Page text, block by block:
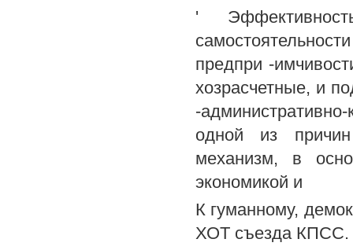
'
предпри -
хозрасчетные, и
-
одной из
механизм, в
экономикой и
К гуманному,
ХОТ съезда КПСС.